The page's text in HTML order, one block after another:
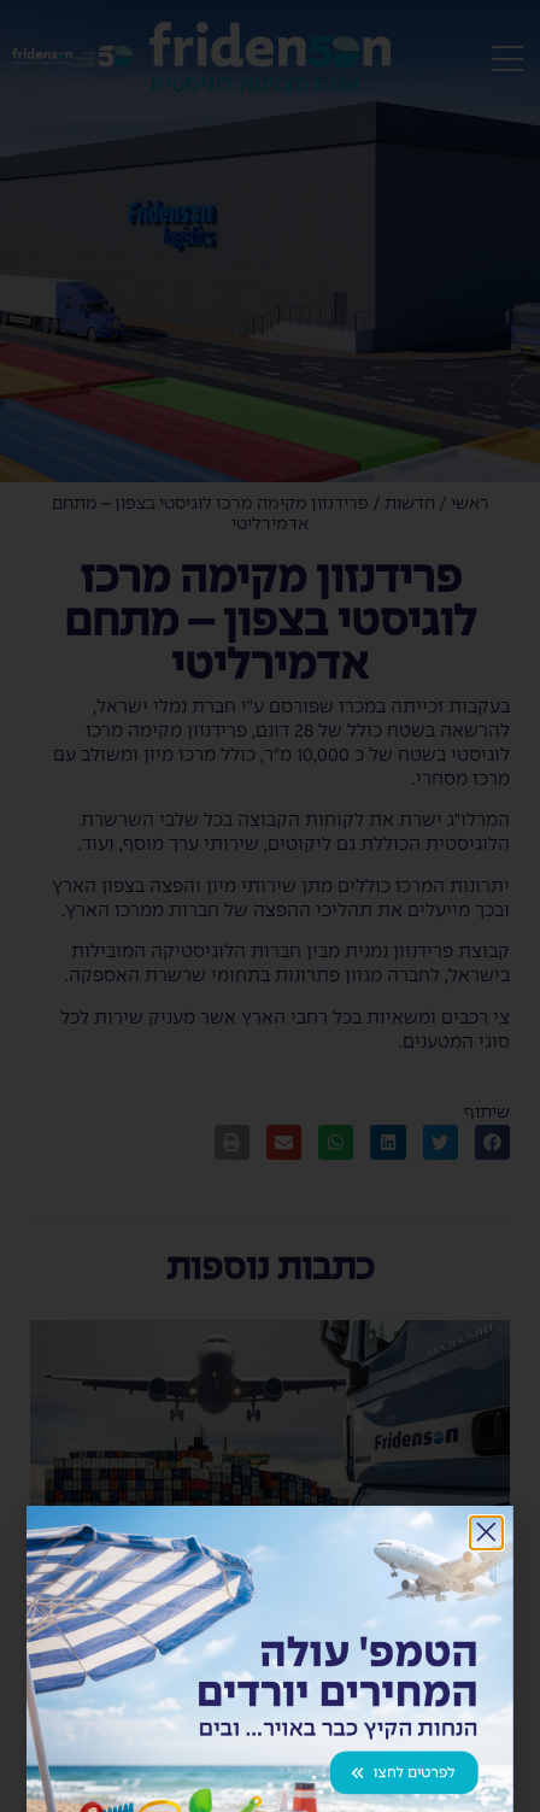
EN
ראשי / חדשות / פרידנזון מקימה מרכז לוגיסטי בצפון – מתחם
אדמירליטי
פרידנזון מקימה מרכז
לוגיסטי בצפון – מתחם
אדמירליטי
בעקבות זכייתה במכרז שפורסם ע"י חברת נמלי ישראל,
להרשאה בשטח כולל של 28 דונם, פרידנזון מקימה מרכז
לוגיסטי בשטח של כ 10,000 מ"ר, כולל מרכז מיון ומשולב עם
מרכז מסחרי.
המרלו"ג ישרת את לקוחות הקבוצה בכל שלבי השרשרת
הלוגיסטית הכוללת גם ליקוטים, שירותי ערך מוסף, ועוד.
יתרונות המרכז כוללים מתן שירותי מיון והפצה בצפון הארץ
ובכך מייעלים את תהליכי ההפצה של חברות ממרכז הארץ.
קבוצת פרידנזון נמנית מבין חברות הלוגיסטיקה המובילות
בישראל, לחברה מגוון פתרונות בתחומי שרשרת האספקה.
צי רכבים ומשאיות בכל רחבי הארץ אשר מעניק שירות לכל
סוגי המטענים.
שיתוף
כתבות נוספות
פרידנזון משנעת ציודים מורכבים עבור קבוצת
אלקטרה
פרידנזון משנעת ציודים מורכבים לצורך התקנת מכפילי חניה.
פעילות מורכבת הדורשת דיוק ושיטתיות. פרידנזון צברה...